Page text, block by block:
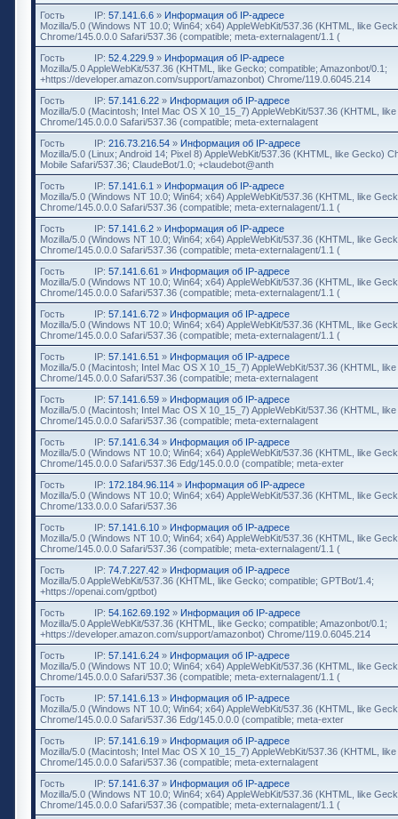
Гость
IP: 57.141.6.6 » Информация об IP-адресе
Mozilla/5.0 (Windows NT 10.0; Win64; x64) AppleWebKit/537.36 (KHTML, like
Chrome/145.0.0.0 Safari/537.36 (compatible; meta-externalagent/1.1 (
Гость
IP: 52.4.229.9 » Информация об IP-адресе
Mozilla/5.0 AppleWebKit/537.36 (KHTML, like Gecko; compatible; Amazonbot/0.1;
+https://developer.amazon.com/support/amazonbot) Chrome/119.0.6045.214
Гость
IP: 57.141.6.22 » Информация об IP-адресе
Mozilla/5.0 (Macintosh; Intel Mac OS X 10_15_7) AppleWebKit/537.36 (KHTML,
Chrome/145.0.0.0 Safari/537.36 (compatible; meta-externalagent
Гость
IP: 216.73.216.54 » Информация об IP-адресе
Mozilla/5.0 (Linux; Android 14; Pixel 8) AppleWebKit/537.36 (KHTML, like Gecko)
Mobile Safari/537.36; ClaudeBot/1.0; +claudebot@anth
Гость
IP: 57.141.6.1 » Информация об IP-адресе
Mozilla/5.0 (Windows NT 10.0; Win64; x64) AppleWebKit/537.36 (KHTML, like
Chrome/145.0.0.0 Safari/537.36 (compatible; meta-externalagent/1.1 (
Гость
IP: 57.141.6.2 » Информация об IP-адресе
Mozilla/5.0 (Windows NT 10.0; Win64; x64) AppleWebKit/537.36 (KHTML, like
Chrome/145.0.0.0 Safari/537.36 (compatible; meta-externalagent/1.1 (
Гость
IP: 57.141.6.61 » Информация об IP-адресе
Mozilla/5.0 (Windows NT 10.0; Win64; x64) AppleWebKit/537.36 (KHTML, like
Chrome/145.0.0.0 Safari/537.36 (compatible; meta-externalagent/1.1 (
Гость
IP: 57.141.6.72 » Информация об IP-адресе
Mozilla/5.0 (Windows NT 10.0; Win64; x64) AppleWebKit/537.36 (KHTML, like
Chrome/145.0.0.0 Safari/537.36 (compatible; meta-externalagent/1.1 (
Гость
IP: 57.141.6.51 » Информация об IP-адресе
Mozilla/5.0 (Macintosh; Intel Mac OS X 10_15_7) AppleWebKit/537.36 (KHTML,
Chrome/145.0.0.0 Safari/537.36 (compatible; meta-externalagent
Гость
IP: 57.141.6.59 » Информация об IP-адресе
Mozilla/5.0 (Macintosh; Intel Mac OS X 10_15_7) AppleWebKit/537.36 (KHTML,
Chrome/145.0.0.0 Safari/537.36 (compatible; meta-externalagent
Гость
IP: 57.141.6.34 » Информация об IP-адресе
Mozilla/5.0 (Windows NT 10.0; Win64; x64) AppleWebKit/537.36 (KHTML, like
Chrome/145.0.0.0 Safari/537.36 Edg/145.0.0.0 (compatible; meta-exter
Гость
IP: 172.184.96.114 » Информация об IP-адресе
Mozilla/5.0 (Windows NT 10.0; Win64; x64) AppleWebKit/537.36 (KHTML, like
Chrome/133.0.0.0 Safari/537.36
Гость
IP: 57.141.6.10 » Информация об IP-адресе
Mozilla/5.0 (Windows NT 10.0; Win64; x64) AppleWebKit/537.36 (KHTML, like
Chrome/145.0.0.0 Safari/537.36 (compatible; meta-externalagent/1.1 (
Гость
IP: 74.7.227.42 » Информация об IP-адресе
Mozilla/5.0 AppleWebKit/537.36 (KHTML, like Gecko; compatible; GPTBot/1.4;
+https://openai.com/gptbot)
Гость
IP: 54.162.69.192 » Информация об IP-адресе
Mozilla/5.0 AppleWebKit/537.36 (KHTML, like Gecko; compatible; Amazonbot/0.1;
+https://developer.amazon.com/support/amazonbot) Chrome/119.0.6045.214
Гость
IP: 57.141.6.24 » Информация об IP-адресе
Mozilla/5.0 (Windows NT 10.0; Win64; x64) AppleWebKit/537.36 (KHTML, like
Chrome/145.0.0.0 Safari/537.36 (compatible; meta-externalagent/1.1 (
Гость
IP: 57.141.6.13 » Информация об IP-адресе
Mozilla/5.0 (Windows NT 10.0; Win64; x64) AppleWebKit/537.36 (KHTML, like
Chrome/145.0.0.0 Safari/537.36 Edg/145.0.0.0 (compatible; meta-exter
Гость
IP: 57.141.6.19 » Информация об IP-адресе
Mozilla/5.0 (Macintosh; Intel Mac OS X 10_15_7) AppleWebKit/537.36 (KHTML,
Chrome/145.0.0.0 Safari/537.36 (compatible; meta-externalagent
Гость
IP: 57.141.6.37 » Информация об IP-адресе
Mozilla/5.0 (Windows NT 10.0; Win64; x64) AppleWebKit/537.36 (KHTML, like
Chrome/145.0.0.0 Safari/537.36 (compatible; meta-externalagent/1.1 (